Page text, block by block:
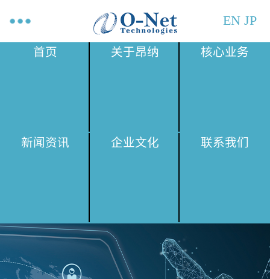
EN JP
首页 关于昂纳 核心业务
新闻资讯 企业文化 联系我们